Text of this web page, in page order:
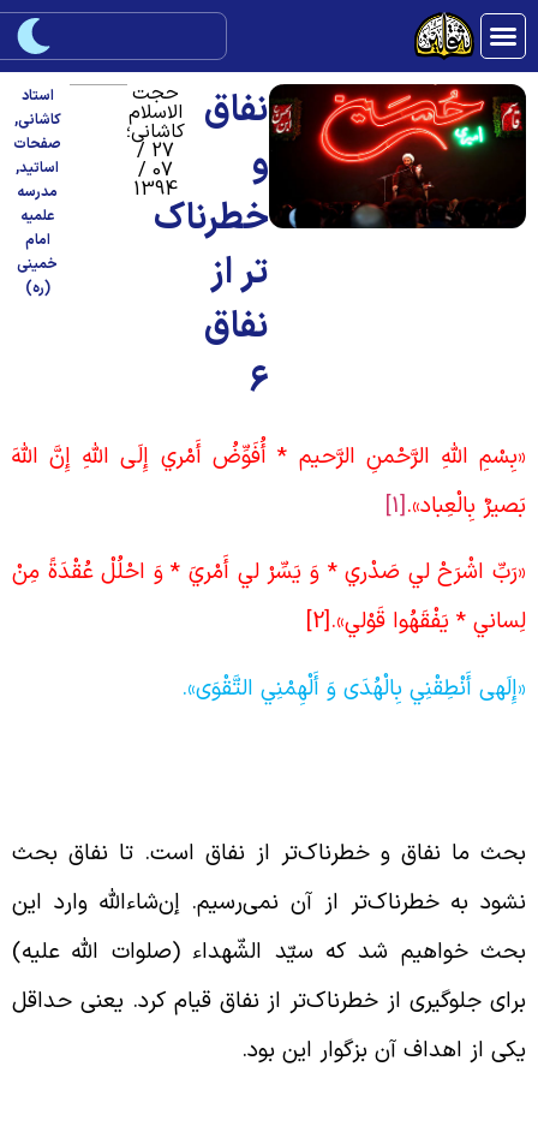
نفاق
و
خطرناک
تر از
نفاق
6
حجت
الاسلام
کاشانی؛
27 /
07 /
1394
استاد
کاشانی,
صفحات
اساتید,
مدرسه
علمیه
امام
خمینی
(ره)
اللَّهِ الرَّحْمنِ الرَّحيم‏ * أُفَوِّضُ أَمْري إِلَى اللَّهِ إِنَّ اللَّهَ
بِالْعِباد».[1]
اشْرَحْ لي‏ صَدْري * وَ يَسِّرْ لي‏ أَمْريَ * وَ احْلُلْ عُقْدَةً مِنْ
* يَفْقَهُوا قَوْلي‏».[2]
أَنْطِقْنِي بِالْهُدَى وَ أَلْهِمْنِي التَّقْوَى‏».
ما نفاق و خطرناک‌تر از نفاق است. تا نفاق بحث
به خطرناک‌تر از آن نمی‌رسیم. إن‌شاء‌الله وارد این
خواهیم شد که سیّد الشّهداء (صلوات الله علیه)
جلوگیری از خطرناک‌تر از نفاق قیام کرد. یعنی حداقل
از اهداف آن بزگوار این بود.